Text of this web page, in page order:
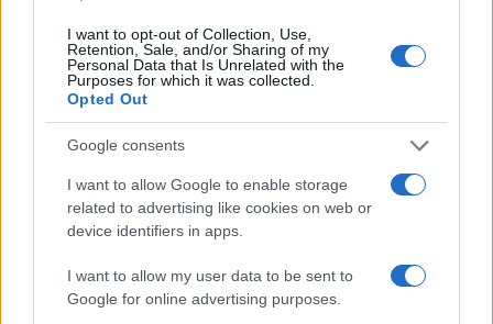
I want to opt-out of Collection, Use,
Retention, Sale, and/or Sharing of my
Personal Data that Is Unrelated with the
Purposes for which it was collected.
Opted Out
Google consents
I want to allow Google to enable storage
related to advertising like cookies on web or
device identifiers in apps.
I want to allow my user data to be sent to
Google for online advertising purposes.
consolati; è corrispondente esteri che
definisce linee editoriali sulla geopolitica. Nato
a Napoli, parla dialetto locale e mantiene